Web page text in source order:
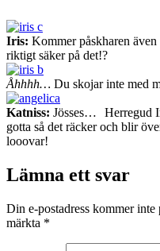
Iris: Kommer påskharen även
riktigt säker på det!?
Åhhhh… Du skojar inte med
Katniss: Jösses… Herregud
gotta så det räcker och blir
looovar!
Lämna ett svar
Din e-postadress kommer
märkta *